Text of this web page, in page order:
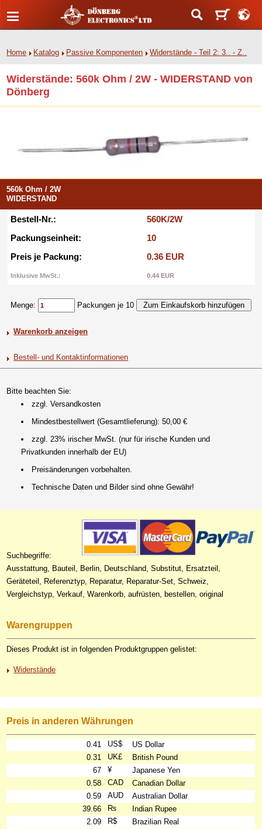
Home Katalog Passive Komponenten Widerstände - Teil 2: 3.. - Z..
Widerstände: 560k Ohm / 2W - WIDERSTAND von
Dönberg
560k Ohm / 2W
WIDERSTAND
Bestell-Nr.:
560K/2W
Packungseinheit:
10
Preis je Packung:
0.36 EUR
Inklusive MwSt.: 0.44 EUR
Menge: Packungen je 10
Warenkorb anzeigen
Bestell- und Kontaktinformationen
Bitte beachten Sie:
zzgl. Versandkosten
Mindestbestellwert (Gesamtlieferung): 50,00 €
zzgl. 23% irischer MwSt. (nur für irische Kunden und
Privatkunden innerhalb der EU)
Preisänderungen vorbehalten.
Technische Daten und Bilder sind ohne Gewähr!
Suchbegriffe:
Ausstattung, Bauteil, Berlin, Deutschland, Substitut, Ersatzteil,
Geräteteil, Referenztyp, Reparatur, Reparatur-Set, Schweiz,
Vergleichstyp, Verkauf, Warenkorb, aufrüsten, bestellen, original
Warengruppen
Dieses Produkt ist in folgenden Produktgruppen gelistet:
Widerstände
Preis in anderen Währungen
0.41 US$
US Dollar
0.31
UK£
British Pound
67
¥
Japanese Yen
0.58
CAD
Canadian Dollar
0.59
AUD
Australian Dollar
39.66
₨
Indian Rupee
2.09
R$
Brazilian Real